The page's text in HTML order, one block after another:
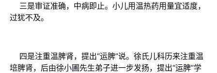
三是审证准确，中病即止。小儿用温热药用量宜适度，
过犹不及。
四是注重温脾肾，提出“运脾”说。徐氏儿科历来注重温
培脾肾，后由徐小圃先生弟子进一步发扬，提出“运脾”学